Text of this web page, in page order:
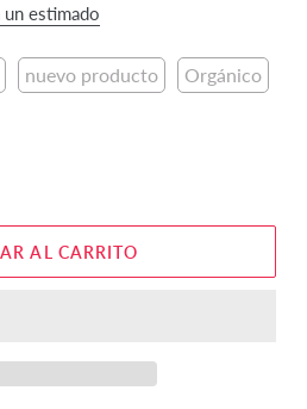
un estimado
nuevo producto Orgánico
AL CARRITO